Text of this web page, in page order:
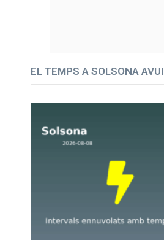
EL TEMPS A SOLSONA AVUI